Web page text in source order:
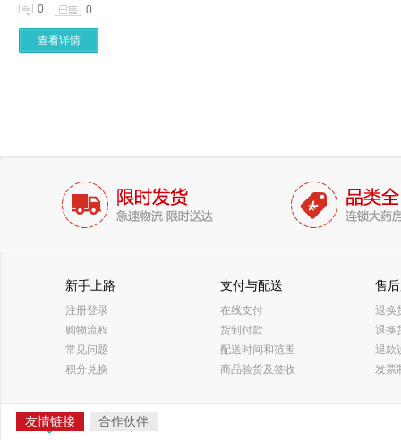
0
0
查看详情
新手上路
注册登录
购物流程
常见问题
积分兑换
支付与配送
在线支付
货到付款
配送时间和范围
商品验货及签收
售
退换
退换
退款
发票
友情链接 合作伙伴